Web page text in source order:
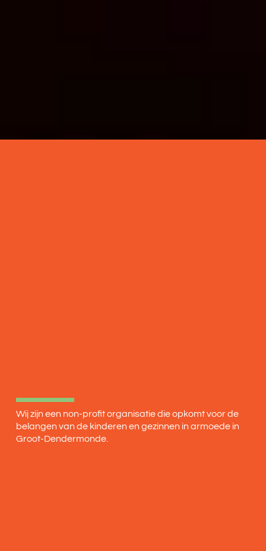
Wij zijn een non-profit organisatie die opkomt voor de
belangen van de kinderen en gezinnen in armoede in
Groot-Dendermonde.